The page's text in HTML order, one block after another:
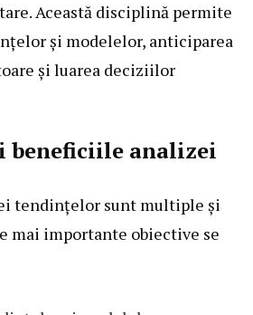
Această disciplină permite
și modelelor, anticiparea
și luarea deciziilor
beneficiile analizei
tendințelor sunt multiple și
mai importante obiective se